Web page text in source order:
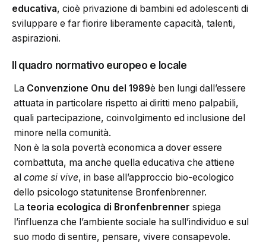
educativa, cioè privazione di bambini ed adolescenti di
sviluppare e far fiorire liberamente capacità, talenti,
aspirazioni.
Il quadro normativo europeo e locale
La Convenzione Onu del 1989è ben lungi dall’essere
attuata in particolare rispetto ai diritti meno palpabili,
quali partecipazione, coinvolgimento ed inclusione del
minore nella comunità.
Non è la sola povertà economica a dover essere
combattuta, ma anche quella educativa che attiene
al come si vive, in base all’approccio bio-ecologico
dello psicologo statunitense Bronfenbrenner.
La teoria ecologica di Bronfenbrenner spiega
l’influenza che l’ambiente sociale ha sull’individuo e sul
suo modo di sentire, pensare, vivere consapevole.